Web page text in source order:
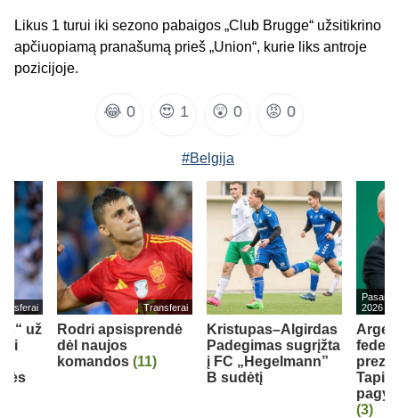
Likus 1 turui iki sezono pabaigos „Club Brugge“ užsitikrino
apčiuopiamą pranašumą prieš „Union“, kurie liks antroje
pozicijoje.
😂 0 😍 1 😲 0 😡 0
#Belgija
už
Transferai
Rodri apsisprendė
dėl naujos
komandos (11)
Kristupas–Algirdas
Padegimas sugrįžta
į FC „Hegelmann”
B sudėtį
2026
Tapia
(3)